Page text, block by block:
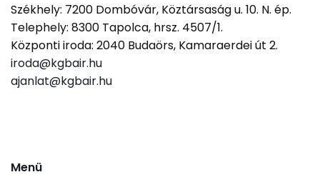
Székhely: 7200 Dombóvár, Köztársaság u. 10. N. ép.
Telephely: 8300 Tapolca, hrsz. 4507/1.
Központi iroda: 2040 Budaörs, Kamaraerdei út 2.
iroda@kgbair.hu
ajanlat@kgbair.hu
Menü